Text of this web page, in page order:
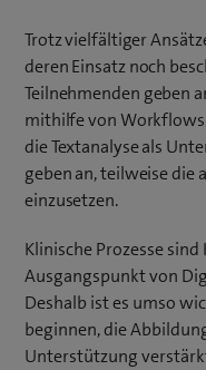
Trotz vielfältiger
deren Einsatz noch
Teilnehmenden geben
mithilfe von Workflows
die Textanalyse als
geben an, teilweise die
einzusetzen.
Klinische Prozesse
Ausgangspunkt von
Deshalb ist es umso
beginnen, die
Unterstützung